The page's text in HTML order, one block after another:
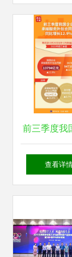
厂中的协
前三季度我
外包稳健增
用服务展现
查看详